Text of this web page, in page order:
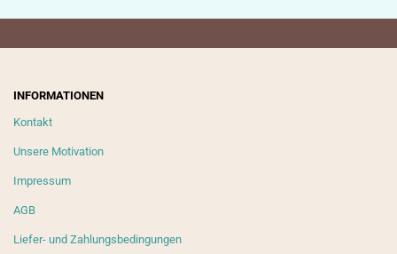
INFORMATIONEN
Kontakt
Unsere Motivation
Impressum
AGB
Liefer- und Zahlungsbedingungen